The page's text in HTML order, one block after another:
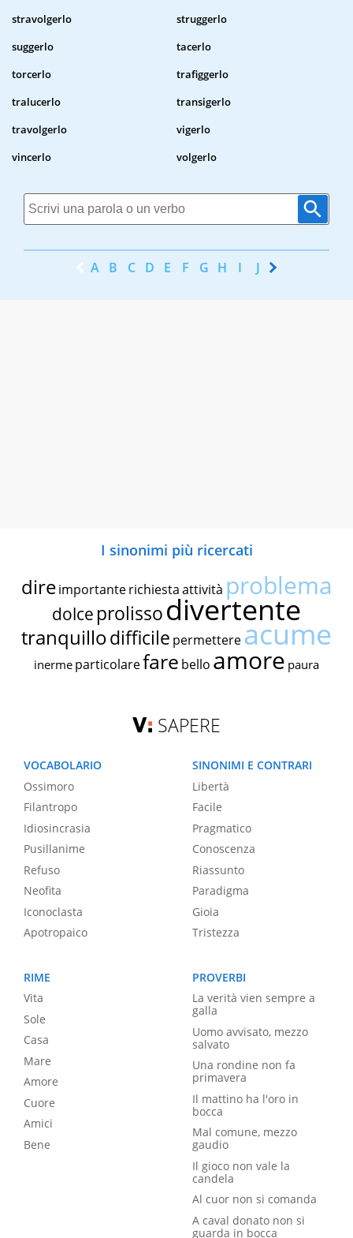
stravolgerlo
struggerlo
suggerlo
tacerlo
torcerlo
trafiggerlo
tralucerlo
transigerlo
travolgerlo
vigerlo
vincerlo
volgerlo
A B C D E F G H I J K
I sinonimi più ricercati
dire importante richiestaattività problema
dolce prolissodivertente
tranquillodifficile permettereacume
inerme particolarefare bello amore paura
SAPERE
VOCABOLARIO
Ossimoro
Filantropo
Idiosincrasia
Pusillanime
Refuso
Neofita
Iconoclasta
Apotropaico
SINONIMI E CONTRARI
Libertà
Facile
Pragmatico
Conoscenza
Riassunto
Paradigma
Gioia
Tristezza
RIME
Vita
Sole
Casa
Mare
Amore
Cuore
Amici
Bene
PROVERBI
La verità vien sempre a
galla
Uomo avvisato, mezzo
salvato
Una rondine non fa
primavera
Il mattino ha l'oro in
bocca
Mal comune, mezzo
gaudio
Il gioco non vale la
candela
Al cuor non si comanda
A caval donato non si
guarda in bocca